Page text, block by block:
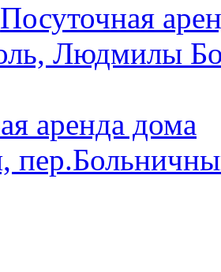
Посуточная
Людмилы
аренда дома